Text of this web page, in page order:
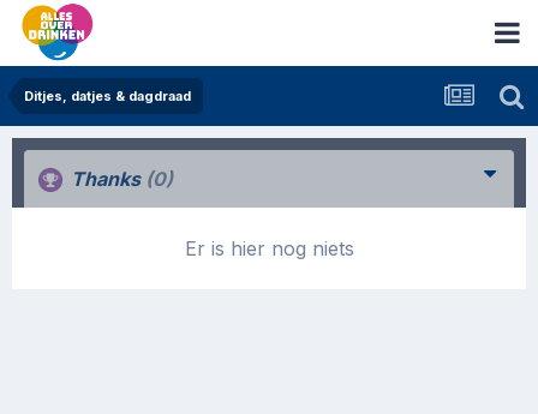
Ditjes, datjes & dagdraad
Thanks (0)
Er is hier nog niets